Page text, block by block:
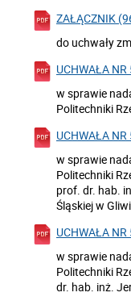
ZAŁĄCZNIK
do uchwały
UCHWAŁA
w sprawie
Politechniki
UCHWAŁA
w sprawie
Politechniki
prof. dr. hab.
Śląskiej w
UCHWAŁA
w sprawie
Politechniki
dr. hab. inż.